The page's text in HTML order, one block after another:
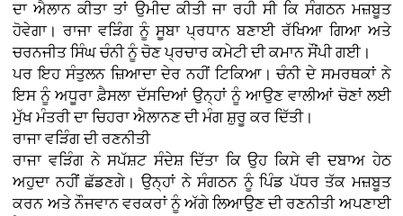
ਦਾ ਐਲਾਨ ਕੀਤਾ ਤਾਂ ਉਮੀਦ ਕੀਤੀ ਜਾ ਰਹੀ ਸੀ ਕਿ ਸੰਗਠਨ ਮਜ਼ਬੂਤ
ਹੋਵੇਗਾ। ਰਾਜਾ ਵੜਿੰਗ ਨੂੰ ਸੂਬਾ ਪ੍ਰਧਾਨ ਬਣਾਈ ਰੱਖਿਆ ਗਿਆ ਅਤੇ
ਚਰਨਜੀਤ ਸਿੰਘ ਚੰਨੀ ਨੂੰ ਚੋਣ ਪ੍ਰਚਾਰ ਕਮੇਟੀ ਦੀ ਕਮਾਨ ਸੌਂਪੀ ਗਈ।
ਪਰ ਇਹ ਸੰਤੁਲਨ ਜ਼ਿਆਦਾ ਦੇਰ ਨਹੀਂ ਟਿਕਿਆ। ਚੰਨੀ ਦੇ ਸਮਰਥਕਾਂ ਨੇ
ਇਸ ਨੂੰ ਅਧੂਰਾ ਫ਼ੈਸਲਾ ਦੱਸਦਿਆਂ ਉਨ੍ਹਾਂ ਨੂੰ ਆਉਣ ਵਾਲੀਆਂ ਚੋਣਾਂ ਲਈ
ਮੁੱਖ ਮੰਤਰੀ ਦਾ ਚਿਹਰਾ ਐਲਾਨਣ ਦੀ ਮੰਗ ਸ਼ੁਰੂ ਕਰ ਦਿੱਤੀ।
ਰਾਜਾ ਵੜਿੰਗ ਦੀ ਰਣਨੀਤੀ
ਰਾਜਾ ਵੜਿੰਗ ਨੇ ਸਪੱਸ਼ਟ ਸੰਦੇਸ਼ ਦਿੱਤਾ ਕਿ ਉਹ ਕਿਸੇ ਵੀ ਦਬਾਅ ਹੇਠ
ਅਹੁਦਾ ਨਹੀਂ ਛੱਡਣਗੇ। ਉਨ੍ਹਾਂ ਨੇ ਸੰਗਠਨ ਨੂੰ ਪਿੰਡ ਪੱਧਰ ਤੱਕ ਮਜ਼ਬੂਤ
ਕਰਨ ਅਤੇ ਨੌਜਵਾਨ ਵਰਕਰਾਂ ਨੂੰ ਅੱਗੇ ਲਿਆਉਣ ਦੀ ਰਣਨੀਤੀ ਅਪਣਾਈ